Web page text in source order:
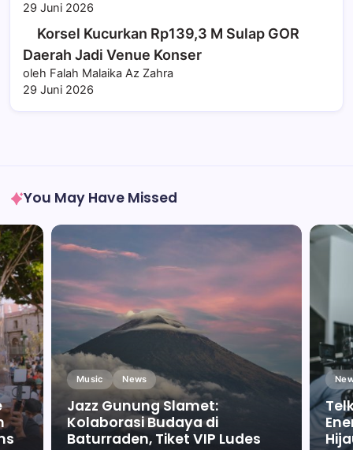
29 Juni 2026
Korsel Kucurkan Rp139,3 M Sulap GOR
Daerah Jadi Venue Konser
oleh Falah Malaika Az Zahra
29 Juni 2026
You May Have Missed
Music News
Jazz Gunung Slamet:
Kolaborasi Budaya di
Baturraden, Tiket VIP Ludes